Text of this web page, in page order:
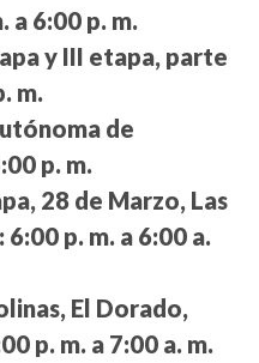
a 6:00 p. m.
y III etapa, parte
m.
de
p. m.
28 de Marzo, Las
6:00 p. m. a 6:00 a.
El Dorado,
p. m. a 7:00 a. m.